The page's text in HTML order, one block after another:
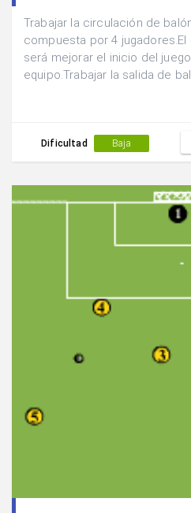
Trabajar la circulación de
compuesta por 4
será mejorar el inicio del
equipo.Trabajar la salida de
Dificultad Baja